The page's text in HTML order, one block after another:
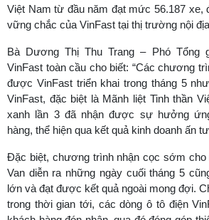
Việt Nam từ đầu năm đạt mức 56.187 xe,
vững chắc của VinFast tại thị trường nội
Bà Dương Thị Thu Trang – Phó Tổng
VinFast toàn cầu cho biết: “Các chương
được VinFast triển khai trong tháng 5
VinFast, đặc biệt là Mãnh liệt Tinh thần
xanh lần 3 đã nhận được sự hưởng
hàng, thể hiện qua kết quả kinh doanh ấn
Đặc biệt, chương trình nhận cọc sớm
Van diễn ra những ngày cuối tháng 5
lớn và đạt được kết quả ngoài mong đợi.
trong thời gian tới, các dòng ô tô điện